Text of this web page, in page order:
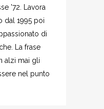
'72. Lavora
dal 1995 poi
di
La frase
alzi mai gli
nel punto